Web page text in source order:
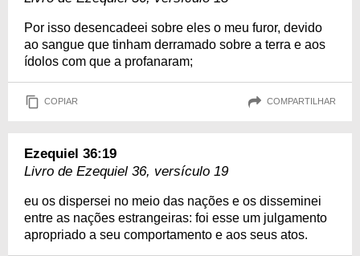
Por isso desencadeei sobre eles o meu furor, devido
ao sangue que tinham derramado sobre a terra e aos
ídolos com que a profanaram;
COPIAR COMPARTILHAR
Ezequiel 36:19
Livro de Ezequiel 36, versículo 19
eu os dispersei no meio das nações e os disseminei
entre as nações estrangeiras: foi esse um julgamento
apropriado a seu comportamento e aos seus atos.